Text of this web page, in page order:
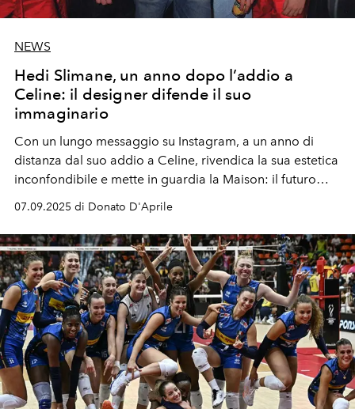
NEWS
Hedi Slimane, un anno dopo l’addio a
Celine: il designer difende il suo
immaginario
Con un lungo messaggio su Instagram, a un anno di
distanza dal suo addio a Celine, rivendica la sua estetica
inconfondibile e mette in guardia la Maison: il futuro
07.09.2025 di Donato D'Aprile